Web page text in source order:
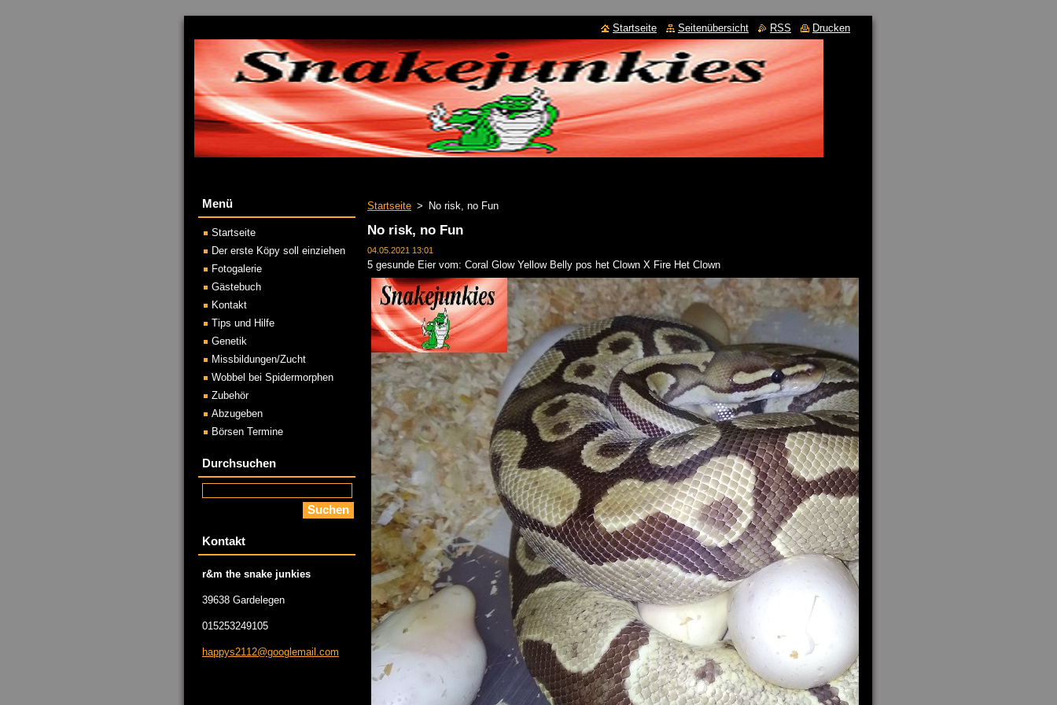
Startseite > No risk, no Fun
No risk, no Fun
04.05.2021 13:01
5 gesunde Eier vom: Coral Glow Yellow Belly pos het Clown X Fire Het Clown
Menü
Startseite
Der erste Köpy soll einziehen
Fotogalerie
Gästebuch
Kontakt
Tips und Hilfe
Genetik
Missbildungen/Zucht
Wobbel bei Spidermorphen
Zubehör
Abzugeben
Börsen Termine
Durchsuchen
Kontakt
r&m the snake junkies
39638 Gardelegen
015253249105
happys2112@googl email.com
Startseite Seitenübersicht RSS Drucken